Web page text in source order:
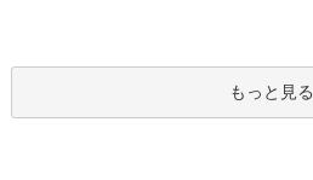
もっと見る